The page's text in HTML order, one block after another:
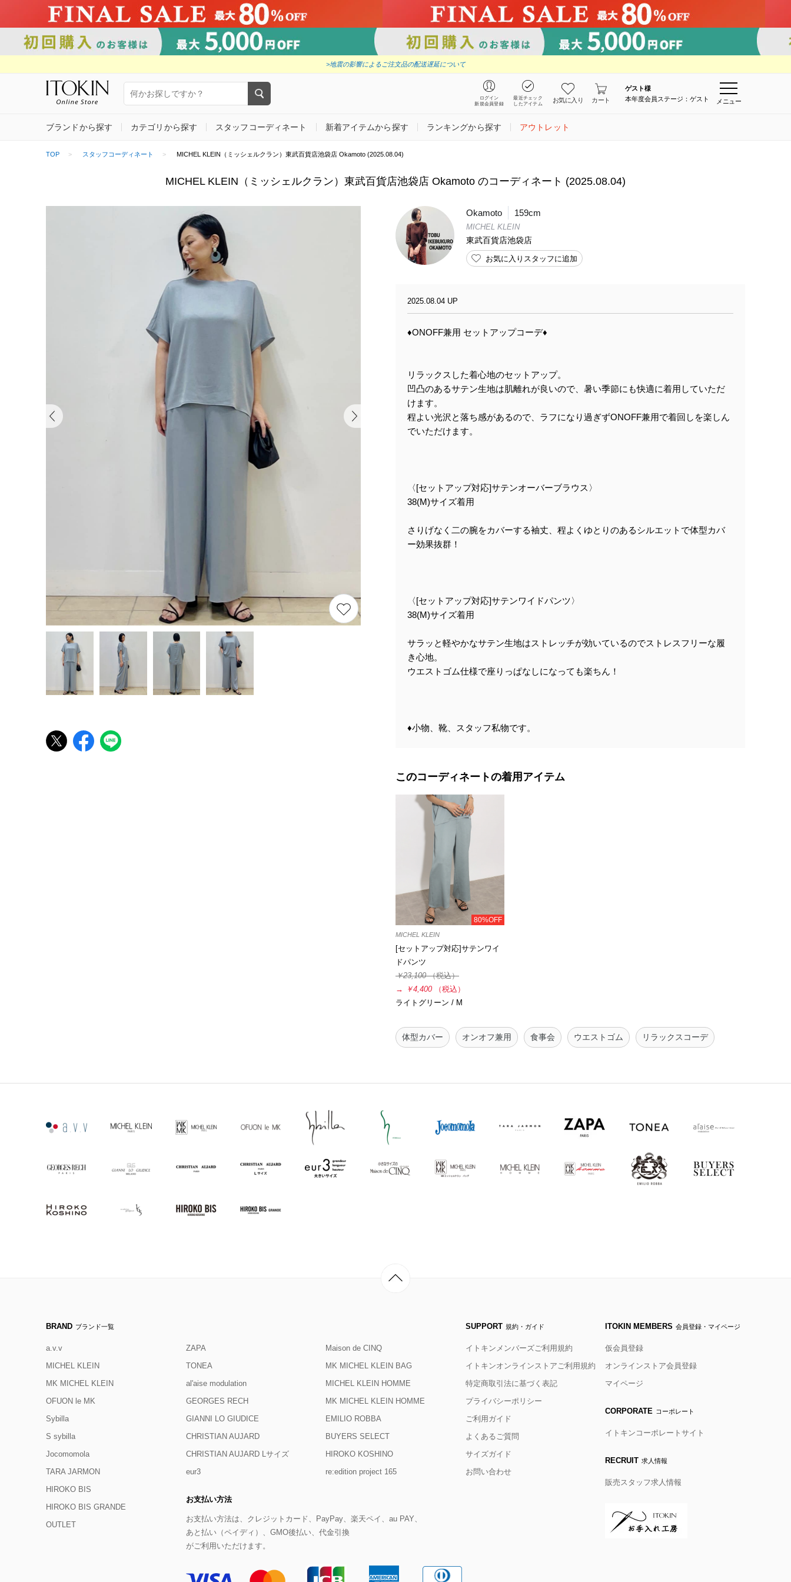
>地震の影響によるご注文品の配送遅延について
ログイン
新規会員登録
最近チェック
したアイテム
お気に入り カート
ゲスト様
本年度会員ステージ：ゲスト
メニュー
ブランドから探す カテゴリから探す スタッフコーディネート 新着アイテムから探す ランキングから探す アウトレット
TOP スタッフコーディネート MICHEL KLEIN（ミッシェルクラン）東武百貨店池袋店 Okamoto (2025.08.04)
MICHEL KLEIN（ミッシェルクラン）東武百貨店池袋店 Okamoto のコーディネート (2025.08.04)
Okamoto 159cm
MICHEL KLEIN
東武百貨店池袋店
お気に入りスタッフに追加
2025.08.04 UP
♦︎ONOFF兼用 セットアップコーデ♦︎
リラックスした着心地のセットアップ。
凹凸のあるサテン生地は肌離れが良いので、暑い季節にも快適に着用していただ
けます。
程よい光沢と落ち感があるので、ラフになり過ぎずONOFF兼用で着回しを楽しん
でいただけます。
〈[セットアップ対応]サテンオーバーブラウス〉
38(M)サイズ着用
さりげなく二の腕をカバーする袖丈、程よくゆとりのあるシルエットで体型カバ
ー効果抜群！
〈[セットアップ対応]サテンワイドパンツ〉
38(M)サイズ着用
サラッと軽やかなサテン生地はストレッチが効いているのでストレスフリーな履
き心地。
ウエストゴム仕様で座りっぱなしになっても楽ちん！
♦︎小物、靴、スタッフ私物です。
このコーディネートの着用アイテム
80%OFF
MICHEL KLEIN
[セットアップ対応]サテンワイ
ドパンツ
￥23,100（税込）
→
￥4,400
（税込）
ライトグリーン / M
体型カバー オンオフ兼用 食事会 ウエストゴム リラックスコーデ
BRAND ブランド一覧
a.v.v
MICHEL KLEIN
MK MICHEL KLEIN
OFUON le MK
Sybilla
S sybilla
Jocomomola
TARA JARMON
ZAPA
TONEA
al'aise modulation
GEORGES RECH
GIANNI LO GIUDICE
CHRISTIAN AUJARD
CHRISTIAN AUJARD Lサイズ
eur3
Maison de CINQ
MK MICHEL KLEIN BAG
MICHEL KLEIN HOMME
MK MICHEL KLEIN HOMME
EMILIO ROBBA
BUYERS SELECT
HIROKO KOSHINO
re:edition project 165
HIROKO BIS
HIROKO BIS GRANDE
OUTLET
お支払い方法
お支払い方法は、クレジットカード、PayPay、楽天ペイ、au PAY、
あと払い（ペイディ）、GMO後払い、代金引換
がご利用いただけます。
SUPPORT 規約・ガイド
イトキンメンバーズご利用規約
イトキンオンラインストアご利用規約
特定商取引法に基づく表記
プライバシーポリシー
ご利用ガイド
よくあるご質問
サイズガイド
お問い合わせ
ITOKIN MEMBERS 会員登録・マイページ
仮会員登録
オンラインストア会員登録
マイページ
CORPORATE コーポレート
イトキンコーポレートサイト
RECRUIT 求人情報
販売スタッフ求人情報